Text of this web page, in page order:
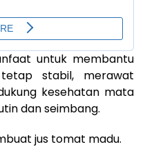
untuk membantu
stabil, merawat
kesehatan mata
dan seimbang.
jus tomat madu.